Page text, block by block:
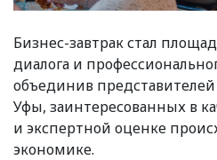
Бизнес-завтрак стал
диалога и
объединив
Уфы, заинтересованных в
и экспертной оценке
экономике.